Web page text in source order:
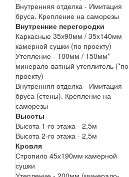
Внутренняя отделка - Имитация
бруса. Крепление на саморезы
Внутренние перегородки
Каркасные 35х90мм / 35х140мм
камерной сушки (по проекту)
Утепление - 100мм / 150мм*
минерало-ватный утеплитель (*по
проекту)
Внутренняя отделка - Имитация
бруса (стены). Крепление на
саморезы
Высоты
Высота 1-го этажа - 2,5м
Высота 2-го этажа - 2,5м
Кровля
Стропило 45х190мм камерной
сушки